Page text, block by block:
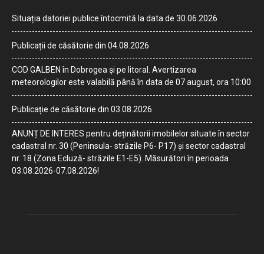
Situația datoriei publice întocmită la data de 30.06.2026
Publicații de căsătorie din 04.08.2026
COD GALBEN în Dobrogea și pe litoral. Avertizarea
meteorologilor este valabilă până în data de 07 august, ora 10:00
Publicație de căsătorie din 03.08.2026
ANUNȚ DE INTERES pentru deținătorii imobilelor situate în sector
cadastral nr. 30 (Peninsula- străzile P6- P17) și sector cadastral
nr. 18 (Zona Ecluză- străzile E1-E5). Măsurători în perioada
03.08.2026-07.08.2026!